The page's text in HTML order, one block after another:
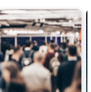
i quartieri di
fuori dal
e
con la sua
dei capolavori
di Santa Maria